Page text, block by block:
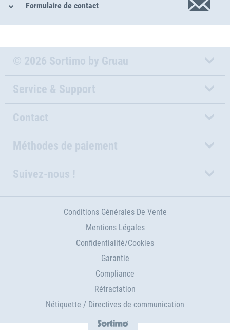
Formulaire de contact
© 2026 Sortimo by Gruau
Service & Support
Contact
Méthodes de paiement
Suivez-nous !
Conditions Générales De Vente
Mentions Légales
Confidentialité/Cookies
Garantie
Compliance
Rétractation
Nétiquette / Directives de communication